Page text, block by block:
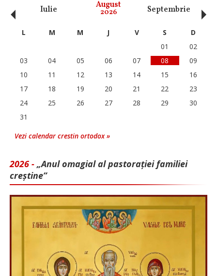
Iulie August
2026 Septembrie
‹ L M M J V S
D
01
02
03
04 05 06 07 08
09
10
11 12 13 14 15
16
17
18 19 20 21 22
23
24
25 26 27 28 29
30
31
Vezi calendar crestin ortodox »
2026 - „Anul omagial al pastorației familiei
creștine”